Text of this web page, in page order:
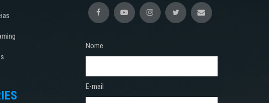
Nome
E-mail